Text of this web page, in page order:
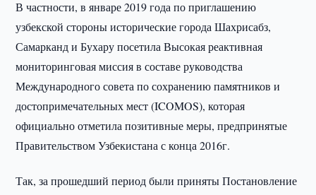
В частности, в январе 2019 года по приглашению
узбекской стороны исторические города Шахрисабз,
Самарканд и Бухару посетила Высокая реактивная
мониторинговая миссия в составе руководства
Международного совета по сохранению памятников и
достопримечательных мест (ICOMOS), которая
официально отметила позитивные меры, предпринятые
Правительством Узбекистана с конца 2016г.
Так, за прошедший период были приняты Постановление